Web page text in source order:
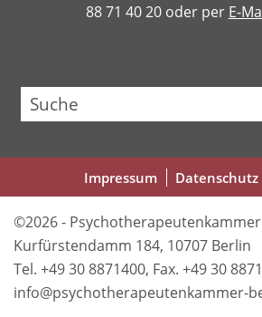
88 71 40 20 oder per E-
Suche
Impressum Datenschutz
©2026 -
Kurfürstendamm 184, 10707 Berlin
Tel. +49 30 8871400, Fax. +49 30
info@psychotherapeutenkammer-